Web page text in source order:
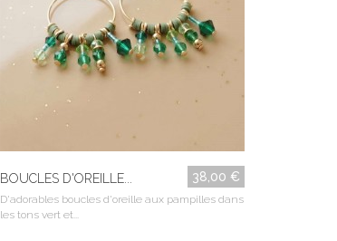
BOUCLES D'OREILLE... 38,00 €
D'adorables boucles d'oreille aux pampilles dans
les tons vert et...